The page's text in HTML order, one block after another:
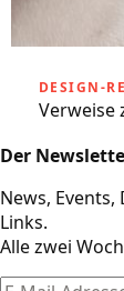
DESIGN-
Verweise
Der
News,
Links.
Alle zwei